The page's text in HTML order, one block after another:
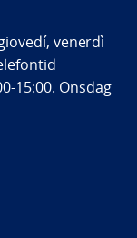
venerdì
15:00. Onsdag